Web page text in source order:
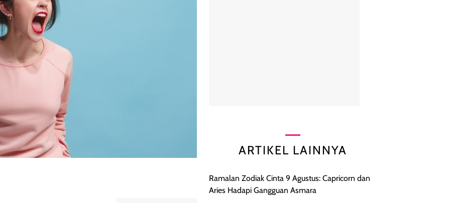
ARTIKEL LAINNYA
Ramalan Zodiak Cinta 9 Agustus: Capricorn dan
Aries Hadapi Gangguan Asmara